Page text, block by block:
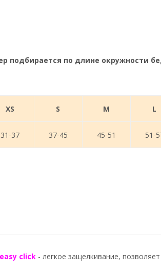
подбирается по длине окружности
XS S M L
37 37-45 45-51 51-
easy click- легкое защелкивание,